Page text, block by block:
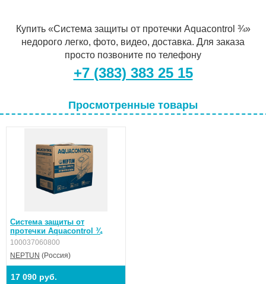
Состав комплекта
Датчик контроля протечки воды SW007 - 2 шт
Модуль Neptun Base - 1 шт
Кран с электроприводом Neptun Standard 230B - 2 шт
Купить «Система защиты от протечки Aquacontrol ¾»
недорого легко, фото, видео, доставка. Для заказа
просто позвоните по телефону
+7 (383) 383 25 15
Просмотренные товары
Система защиты от
протечки Aquacontrol ¾
100037060800
NEPTUN (Pоссия)
17 090 руб.